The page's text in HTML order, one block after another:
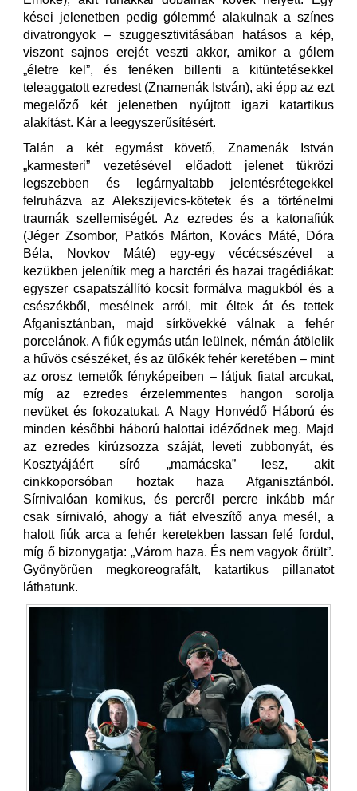
kései jelenetben pedig gólemmé alakulnak a színes
divatrongyok – szuggesztivitásában hatásos a kép,
viszont sajnos erejét veszti akkor, amikor a gólem
„életre kel”, és fenéken billenti a kitüntetésekkel
teleaggatott ezredest (Znamenák István), aki épp az ezt
megelőző két jelenetben nyújtott igazi katartikus
alakítást. Kár a leegyszerűsítésért.
Talán a két egymást követő, Znamenák István
„karmesteri” vezetésével előadott jelenet tükrözi
legszebben és legárnyaltabb jelentésrétegekkel
felruházva az Alekszijevics-kötetek és a történelmi
traumák szellemiségét. Az ezredes és a katonafiúk
(Jéger Zsombor, Patkós Márton, Kovács Máté, Dóra
Béla, Novkov Máté) egy-egy vécécsészével a
kezükben jelenítik meg a harctéri és hazai tragédiákat:
egyszer csapatszállító kocsit formálva magukból és a
csészékből, mesélnek arról, mit éltek át és tettek
Afganisztánban, majd sírkövekké válnak a fehér
porcelánok. A fiúk egymás után leülnek, némán átölelik
a hűvös csészéket, és az ülőkék fehér keretében – mint
az orosz temetők fényképeiben – látjuk fiatal arcukat,
míg az ezredes érzelemmentes hangon sorolja
nevüket és fokozatukat. A Nagy Honvédő Háború és
minden későbbi háború halottai idéződnek meg. Majd
az ezredes kirúzsozza száját, leveti zubbonyát, és
Kosztyájáért síró „mamácska” lesz, akit
cinkkoporsóban hoztak haza Afganisztánból.
Sírnivalóan komikus, és percről percre inkább már
csak sírnivaló, ahogy a fiát elveszítő anya mesél, a
halott fiúk arca a fehér keretekben lassan felé fordul,
míg ő bizonygatja: „Várom haza. És nem vagyok őrült”.
Gyönyörűen megkoreografált, katartikus pillanatot
láthatunk.